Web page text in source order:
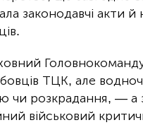
законодавчі акти
ТЦК, але
чи розкрадання, —
військовий